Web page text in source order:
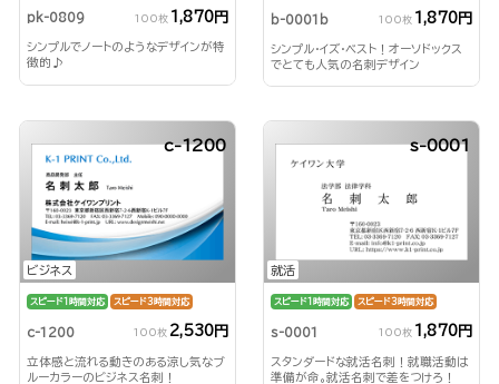
pk-0809 100枚 1,870円
シンプルでノートのようなデザインが特
徴的♪
b-0001b 100枚 1,870円
シンプル・イズ・ベスト！オーソドックス
でとても人気の名刺デザイン
ビジネス
c-1200
スピード1時間対応 スピード3時間対応
c-1200 100枚 2,530円
立体感と流れる動きのある涼し気なブ
ルーカラーのビジネス名刺！
就活
s-0001
スピード1時間対応 スピード3時間対応
s-0001 100枚 1,870円
スタンダードな就活名刺！就職活動は
準備が命。就活名刺で差をつけろ！